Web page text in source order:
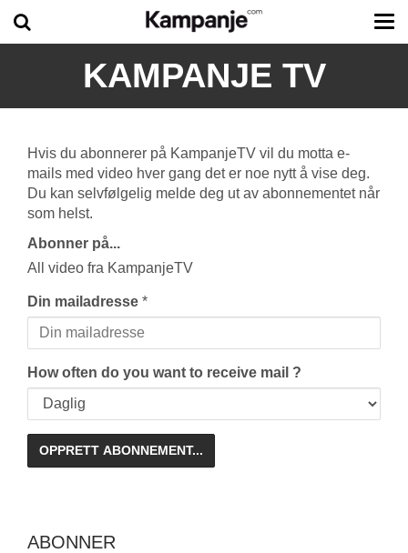
KAMPANJE TV
Hvis du abonnerer på KampanjeTV vil du motta e-
mails med video hver gang det er noe nytt å vise deg.
Du kan selvfølgelig melde deg ut av abonnementet når
som helst.
Abonner på...
All video fra KampanjeTV
Din mailadresse *
How often do you want to receive mail ?
ABONNER